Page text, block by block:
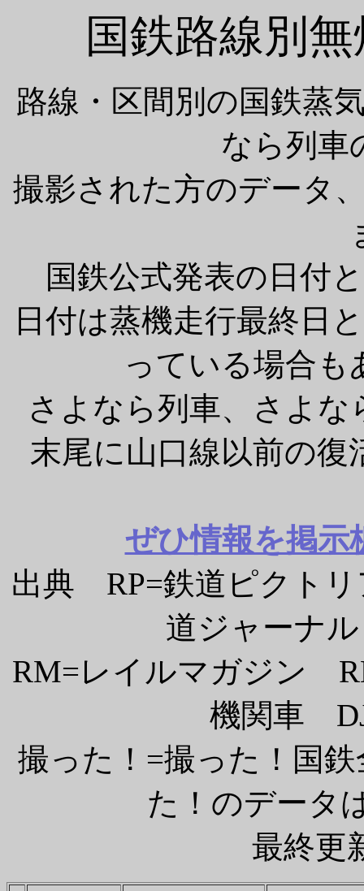
国鉄路線別
路線・区間別の国鉄蒸
なら列車
撮影された方のデータ
国鉄公式発表の日付
日付は蒸機走行最終日
っている場合
さよなら列車、さよ
末尾に山口線以前の
ぜひ情報を掲示
出典 RP=鉄道ピクト
道ジャーナ
RM=レイルマガジン
機関車
撮った！=撮った！
た！のデータ
最終更